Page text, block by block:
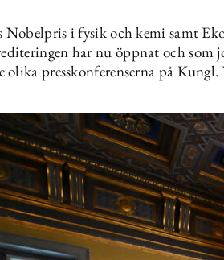
Nobelpris i fysik och kemi samt
har nu öppnat och
olika presskonferenserna på Kungl.